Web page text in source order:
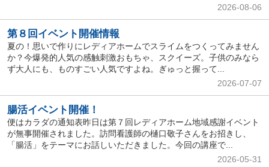
2026-08-06
第８回イベント開催情報
夏の！思いで作りにレディアホームでスライムをつくってみません
か？今爆発的人気の感触刺激おもちゃ、スクイーズ。子供のみなら
ず大人にも、ものすごい人気ですよね。ぎゅっと握って...
2026-07-07
腸活イベント開催！
便はカラダの通知表昨日は第７回レディアホーム地域感謝イベント
が無事開催されました。訪問看護師の樋口敬子さんをお招きし、
「腸活」をテーマにお話しいただきました。今回の講座で...
2026-05-31